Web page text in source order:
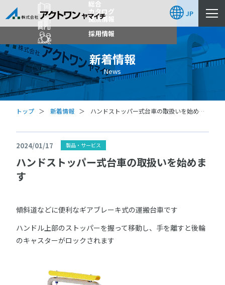
総合
カタログ
拠点情報
採用情報
JP
新着情報
News
トップ 新着情報
ハンドストッパー式台車の取扱いを始めま
2024/01/17 製品・サービス
ハンドストッパー式台車の取扱いを始めま
す
傾斜道などに便利なギアブレーキ式の運搬台車です
ハンドル上部のストッパーを握って移動し、手を離すと後輪
のキャスターがロックされます